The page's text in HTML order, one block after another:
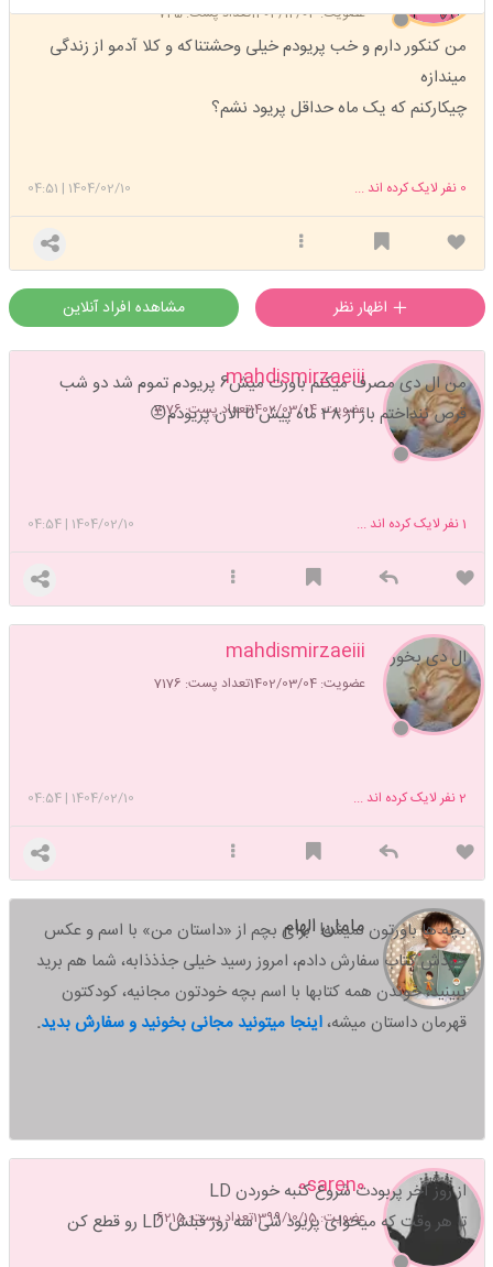
عضویت: 1403/12/03 تعداد پست: 745
من کنکور دارم و خب پریودم خیلی وحشتناکه و کلا آدمو از زندگی
میندازه
چیکارکنم که یک ماه حداقل پریود نشم؟
1404/02/10
|
04:51 0 نفر لایک کرده اند ...
مشاهده افراد آنلاین
mahdismirzaeiii
عضویت: 1402/03/04 تعداد پست: 7176
من ال دی مصرف میکنم باورت میش6 پریودم تموم شد دو شب
قرص ننداختم باز از 28 ماه پیش تا الان پریودم😐
1404/02/10
|
04:54 1نفر لایک کرده اند ...
mahdismirzaeiii
عضویت: 1402/03/04 تعداد پست: 7176
ال دی بخور
1404/02/10
|
04:54 2نفر لایک کرده اند ...
مامان الهام
بچه ها باورتون نمیشه! برای بچم از «داستان من» با اسم و عکس
خودش کتاب سفارش دادم، امروز رسید خیلی جذذذابه، شما هم برید
ببینید،خوندن همه کتابها با اسم بچه خودتون مجانیه، کودکتون
قهرمان داستان میشه،اینجا میتونید مجانی بخونید و سفارش بدید.
0saren0
عضویت: 1399/10/15 تعداد پست: 6215
از روز آخر پربودت شروع کنبه خوردن LD
تا هر وقت که میخوای پریود شی سه روز قبلش LD رو قطع کن